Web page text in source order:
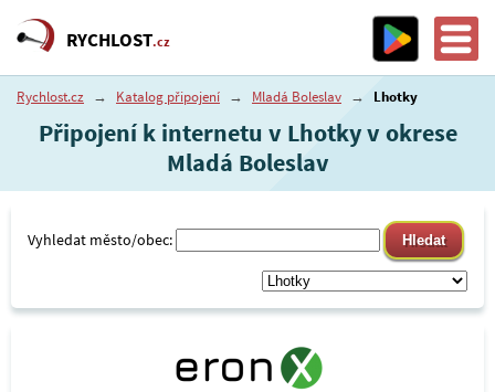
RYCHLOST.cz
Rychlost.cz → Katalog připojení → Mladá Boleslav → Lhotky
Připojení k internetu v Lhotky v okrese
Mladá Boleslav
Vyhledat město/obec: